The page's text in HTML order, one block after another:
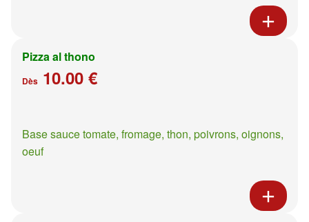
Pizza al thono
Dès 10.00 €
Base sauce tomate, fromage, thon, poivrons, oignons,
oeuf